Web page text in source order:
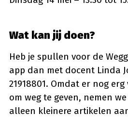
Wat kan jij doen?
Heb je spullen voor de
app dan met docent Linda
21918801. Omdat er nog
om weg te geven, nemen
alleen kleinere artikelen